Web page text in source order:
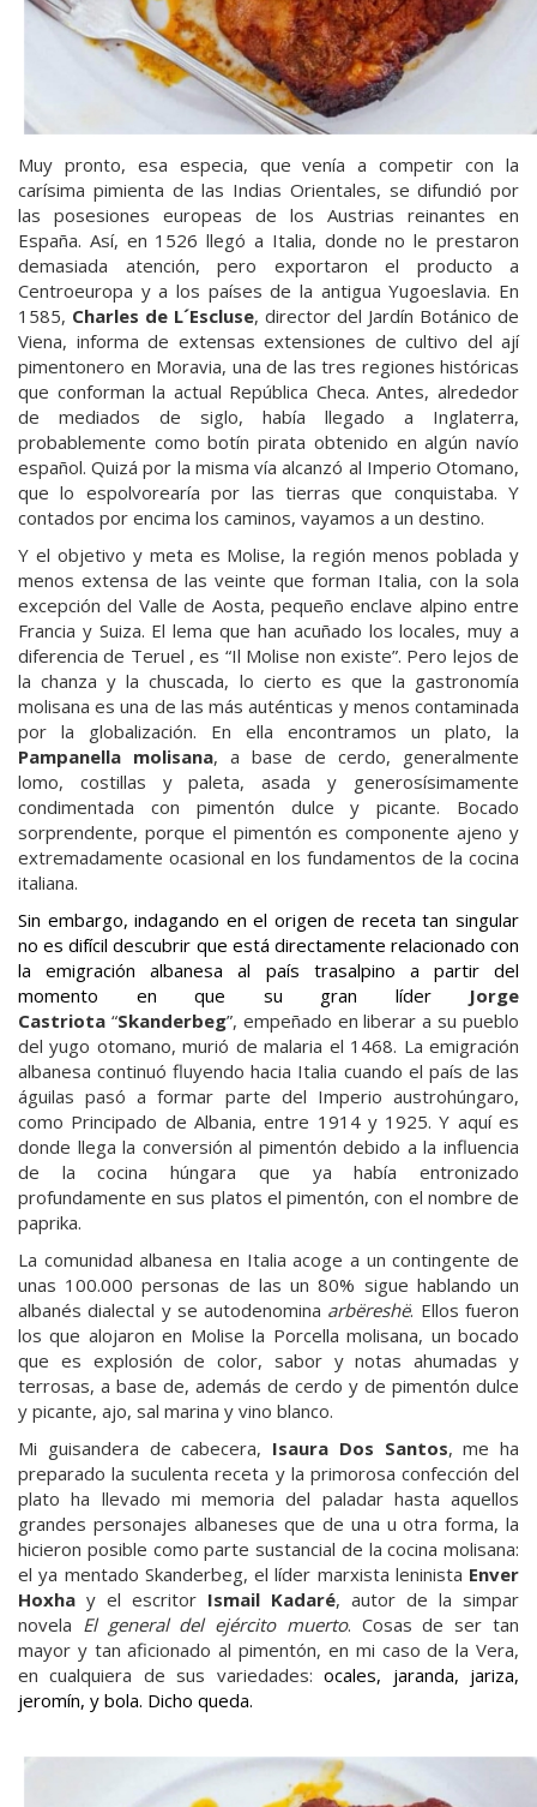
Muy pronto, esa especia, que venía a competir con la
carísima pimienta de las Indias Orientales, se difundió por
las posesiones europeas de los Austrias reinantes en
España. Así, en 1526 llegó a Italia, donde no le prestaron
demasiada atención, pero exportaron el producto a
Centroeuropa y a los países de la antigua Yugoeslavia. En
1585, Charles de L´Escluse, director del Jardín Botánico de
Viena, informa de extensas extensiones de cultivo del ají
pimentonero en Moravia, una de las tres regiones históricas
que conforman la actual República Checa. Antes, alrededor
de mediados de siglo, había llegado a Inglaterra,
probablemente como botín pirata obtenido en algún navío
español. Quizá por la misma vía alcanzó al Imperio Otomano,
que lo espolvorearía por las tierras que conquistaba. Y
contados por encima los caminos, vayamos a un destino.
Y el objetivo y meta es Molise, la región menos poblada y
menos extensa de las veinte que forman Italia, con la sola
excepción del Valle de Aosta, pequeño enclave alpino entre
Francia y Suiza. El lema que han acuñado los locales, muy a
diferencia de Teruel , es “Il Molise non existe”. Pero lejos de
la chanza y la chuscada, lo cierto es que la gastronomía
molisana es una de las más auténticas y menos contaminada
por la globalización. En ella encontramos un plato, la
Pampanella molisana, a base de cerdo, generalmente
lomo, costillas y paleta, asada y generosísimamente
condimentada con pimentón dulce y picante. Bocado
sorprendente, porque el pimentón es componente ajeno y
extremadamente ocasional en los fundamentos de la cocina
italiana.
Sin embargo, indagando en el origen de receta tan singular
no es difícil descubrir que está directamente relacionado con
la emigración albanesa al país trasalpino a partir del
momento en que su gran líder Jorge
Castriota “Skanderbeg”, empeñado en liberar a su pueblo
del yugo otomano, murió de malaria el 1468. La emigración
albanesa continuó fluyendo hacia Italia cuando el país de las
águilas pasó a formar parte del Imperio austrohúngaro,
como Principado de Albania, entre 1914 y 1925. Y aquí es
donde llega la conversión al pimentón debido a la influencia
de la cocina húngara que ya había entronizado
profundamente en sus platos el pimentón, con el nombre de
paprika.
La comunidad albanesa en Italia acoge a un contingente de
unas 100.000 personas de las un 80% sigue hablando un
albanés dialectal y se autodenomina arbëreshë. Ellos fueron
los que alojaron en Molise la Porcella molisana, un bocado
que es explosión de color, sabor y notas ahumadas y
terrosas, a base de, además de cerdo y de pimentón dulce
y picante, ajo, sal marina y vino blanco.
Mi guisandera de cabecera, Isaura Dos Santos, me ha
preparado la suculenta receta y la primorosa confección del
plato ha llevado mi memoria del paladar hasta aquellos
grandes personajes albaneses que de una u otra forma, la
hicieron posible como parte sustancial de la cocina molisana:
el ya mentado Skanderbeg, el líder marxista leninista Enver
Hoxha y el escritor Ismail Kadaré, autor de la simpar
novela El general del ejército muerto. Cosas de ser tan
mayor y tan aficionado al pimentón, en mi caso de la Vera,
en cualquiera de sus variedades:ocales, jaranda, jariza,
jeromín, y bola. Dicho queda.